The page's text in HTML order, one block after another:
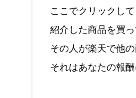
ここでクリックし
紹介した商品を買っ
その人が楽天で他の
それはあなたの報酬